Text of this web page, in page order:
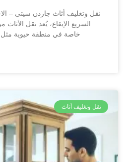
نقل وتغليف أثاث جاردن سيتى –
السريع الإيقاع، يُعد نقل الأثاث
خاصة في منطقة حيوية مثل
نقل وتغليف أثاث